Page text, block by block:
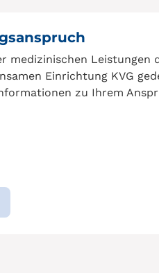
medizinischen Leistungen
Einrichtung KVG
zu Ihrem